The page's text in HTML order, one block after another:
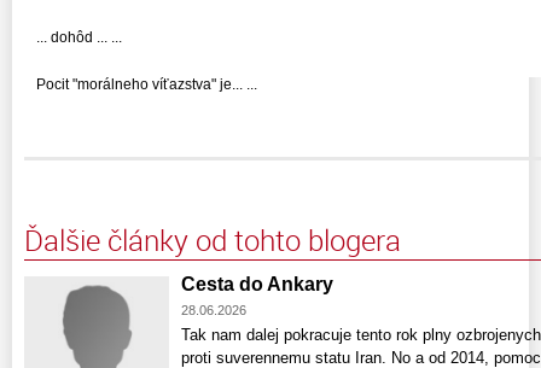
... dohôd ... ...
Pocit "morálneho víťazstva" je... ...
Ďalšie články od tohto blogera
Cesta do Ankary
28.06.2026
Tak nam dalej pokracuje tento rok plny
proti suverennemu statu Iran. No a od 2014,